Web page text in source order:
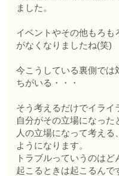
ました。
イベントやその他もろも
がなくなりましたね(笑)
今こうしている裏側では
ちがいる・・・
そう考えるだけでイライ
自分がその立場になった
人の立場になって考え
ようになります。
トラブルっていうのはど
起こるときは起こるんで